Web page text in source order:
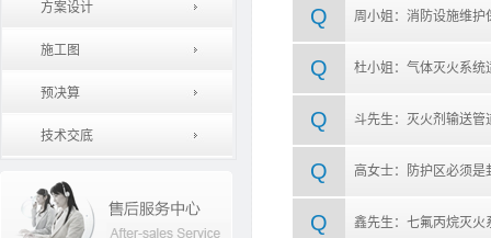
方案设计
施工图
预决算
技术交底
Q 周小姐：消防设施维护
Q 杜小姐：气体灭火系统
Q 斗先生：灭火剂输送
Q 高女士：防护区必须
Q 鑫先生：七氟丙烷灭火